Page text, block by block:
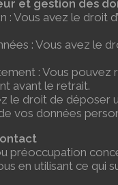
et gestion des
: Vous avez le droit
: Vous avez le
: Vous
avant le retrait.
le droit de
vos données
préoccupation
en utilisant ce qui